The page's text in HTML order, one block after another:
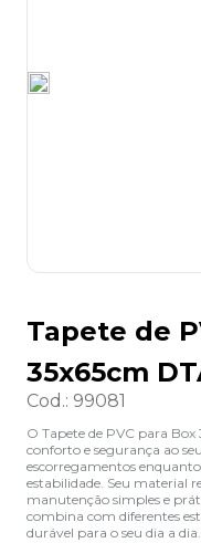
Tapete de
35x65cm
Cod.: 99081
O Tapete de PVC para
conforto e segurança ao
escorregamentos
estabilidade. Seu material
manutenção simples e
combina com diferentes
durável para o seu dia a dia.
8